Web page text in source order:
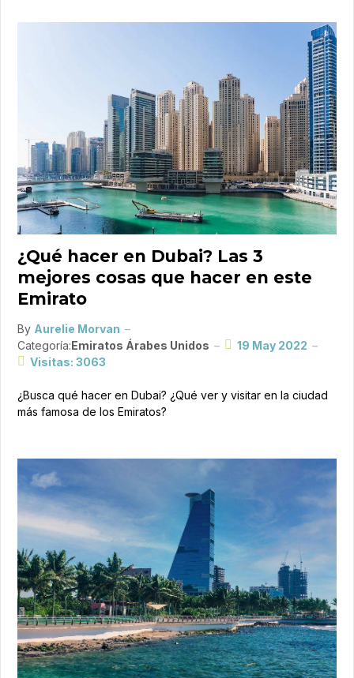
¿Qué hacer en Dubai? Las 3
mejores cosas que hacer en este
Emirato
By Aurelie Morvan
Categoría:Emiratos Árabes Unidos
19 May 2022
Visitas: 3063
¿Busca qué hacer en Dubai? ¿Qué ver y visitar en la ciudad
más famosa de los Emiratos?